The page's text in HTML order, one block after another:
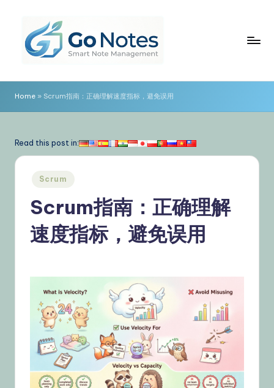
content
o
N
t
简
体
文
Home » Scrum指南：正确理解速度指标，避免误用
Read this post in:
Posted
Scrum
Scrum指南：正确理解
速度指标，避免误用